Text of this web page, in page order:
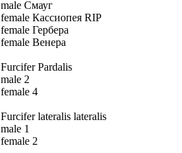
male Смауг
female Кассиопея RIP
female Гербера
female Венера
Furcifer Pardalis
male 2
female 4
Furcifer lateralis lateralis
male 1
female 2